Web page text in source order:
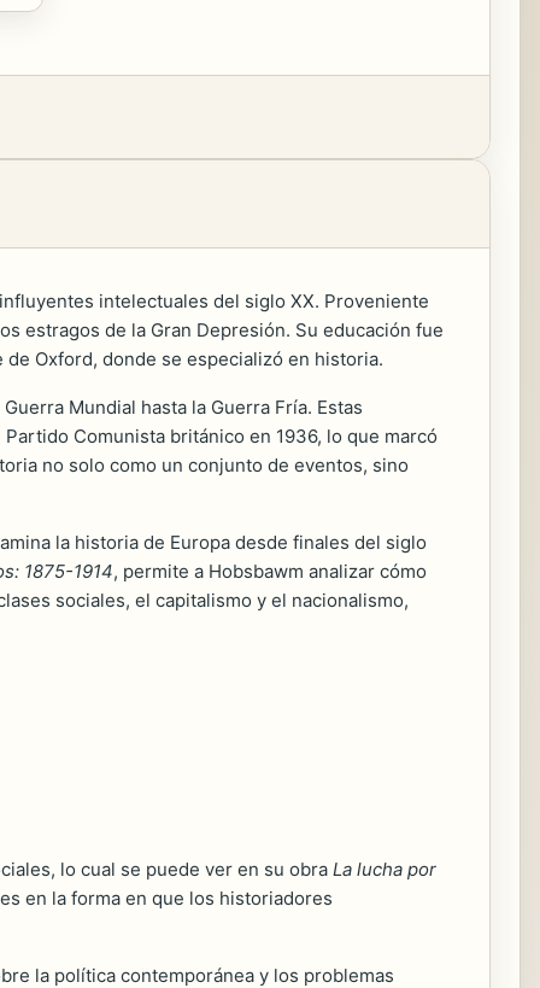
intelectuales del siglo XX. Proveniente
estragos de la Gran Depresión. Su educación fue
Oxford, donde se especializó en historia.
Mundial hasta la Guerra Fría. Estas
Comunista británico en 1936, lo que marcó
no solo como un conjunto de eventos, sino
la historia de Europa desde finales del siglo
1875-1914, permite a Hobsbawm analizar cómo
sociales, el capitalismo y el nacionalismo,
lo cual se puede ver en su obra La lucha por
en la forma en que los historiadores
la política contemporánea y los problemas